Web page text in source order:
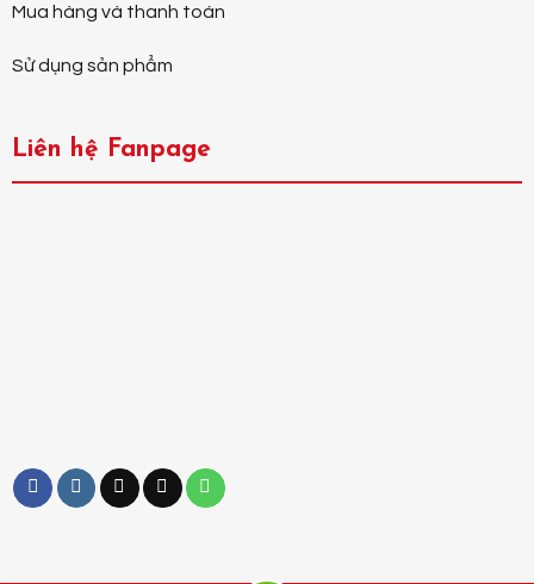
Mua hàng và thanh toán
Sử dụng sản phẩm
Liên hệ Fanpage